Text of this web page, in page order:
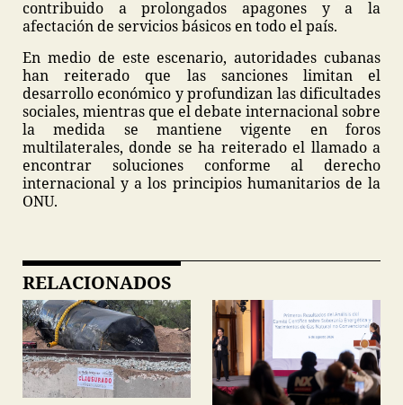
contribuido a prolongados apagones y a la
afectación de servicios básicos en todo el país.
En medio de este escenario, autoridades cubanas
han reiterado que las sanciones limitan el
desarrollo económico y profundizan las dificultades
sociales, mientras que el debate internacional sobre
la medida se mantiene vigente en foros
multilaterales, donde se ha reiterado el llamado a
encontrar soluciones conforme al derecho
internacional y a los principios humanitarios de la
ONU.
RELACIONADOS